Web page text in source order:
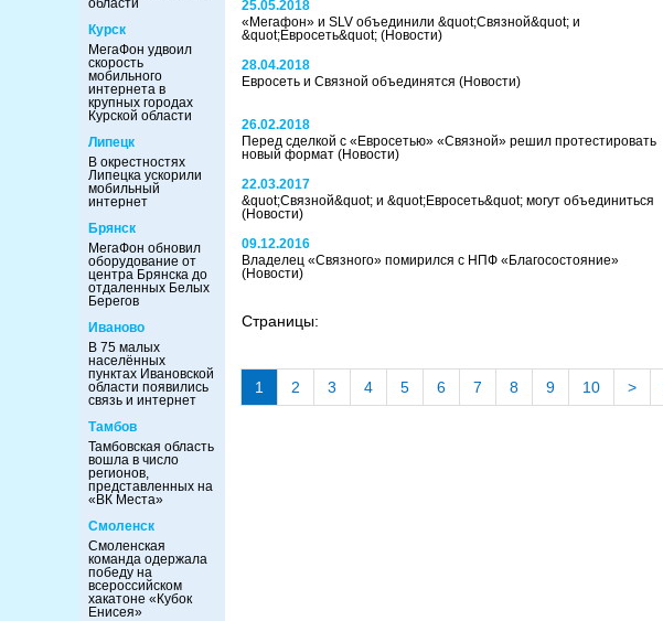
области
Курск
МегаФон удвоил
скорость
мобильного
интернета в
крупных городах
Курской области
Липецк
В окрестностях
Липецка ускорили
мобильный
интернет
Брянск
МегаФон обновил
оборудование от
центра Брянска до
отдаленных Белых
Берегов
Иваново
В 75 малых
населённых
пунктах Ивановской
области появились
связь и интернет
Тамбов
Тамбовская область
вошла в число
регионов,
представленных на
«ВК Места»
Смоленск
Смоленская
команда одержала
победу на
всероссийском
хакатоне «Кубок
Енисея»
25.05.2018
«Мегафон» и SLV объединили &quot;Связной&quot; и
&quot;Евросеть&quot; (Новости)
28.04.2018
Евросеть и Связной объединятся (Новости)
26.02.2018
Перед сделкой с «Евросетью» «Связной» решил протестировать
новый формат (Новости)
22.03.2017
&quot;Связной&quot; и &quot;Евросеть&quot; могут объединиться
(Новости)
09.12.2016
Владелец «Связного» помирился с НПФ «Благосостояние»
(Новости)
Страницы:
1 2 3 4 5 6 7 8 9 10 >